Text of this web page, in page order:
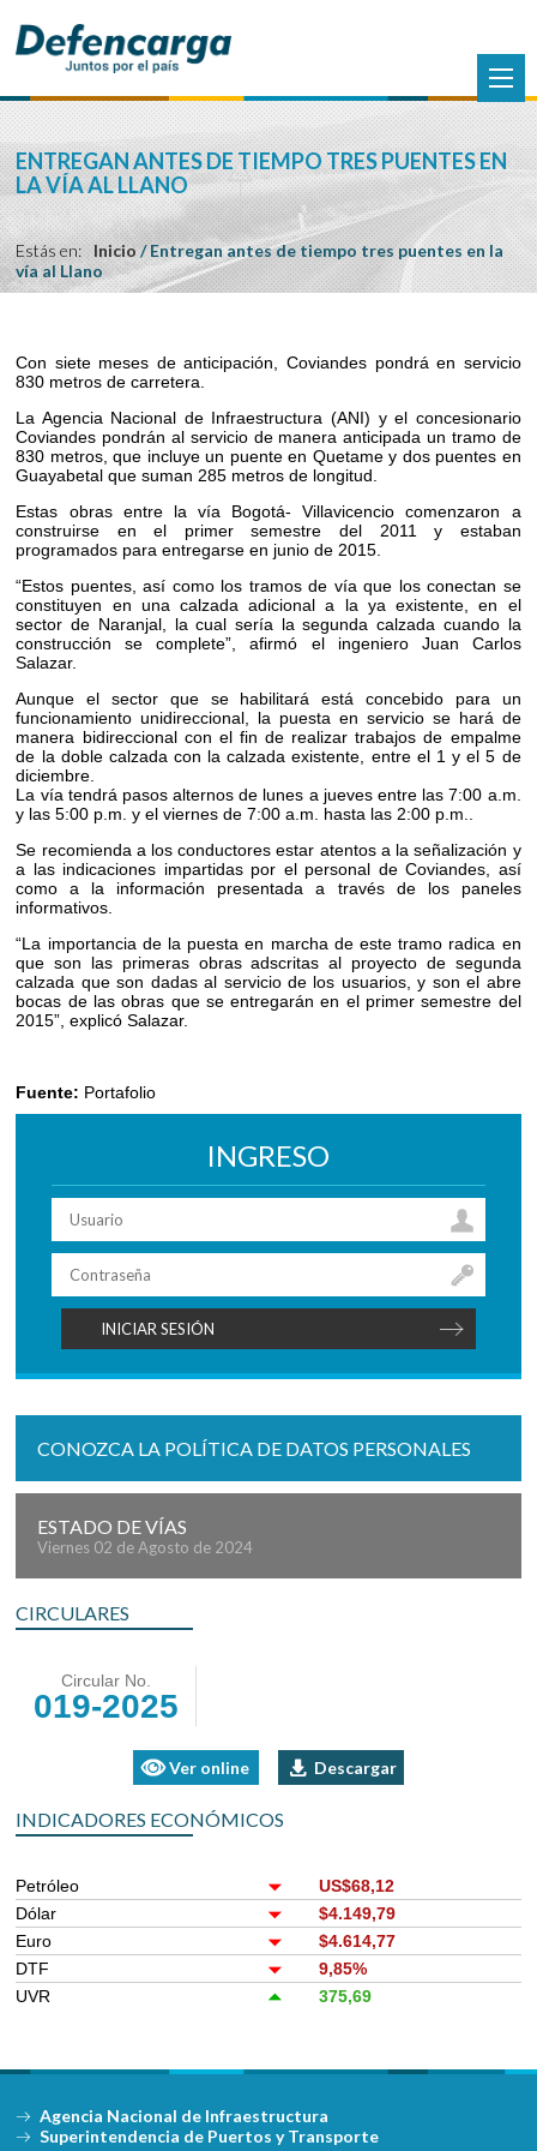
ENTREGAN ANTES DE TIEMPO TRES PUENTES EN
LA VÍA AL LLANO
Estás en: Inicio/Entregan antes de tiempo tres puentes en la
vía al Llano
Con siete meses de anticipación, Coviandes pondrá en servicio
830 metros de carretera.
La Agencia Nacional de Infraestructura (ANI) y el concesionario
Coviandes pondrán al servicio de manera anticipada un tramo de
830 metros, que incluye un puente en Quetame y dos puentes en
Guayabetal que suman 285 metros de longitud.
Estas obras entre la vía Bogotá- Villavicencio comenzaron a
construirse en el primer semestre del 2011 y estaban
programados para entregarse en junio de 2015.
“Estos puentes, así como los tramos de vía que los conectan se
constituyen en una calzada adicional a la ya existente, en el
sector de Naranjal, la cual sería la segunda calzada cuando la
construcción se complete”, afirmó el ingeniero Juan Carlos
Salazar.
Aunque el sector que se habilitará está concebido para un
funcionamiento unidireccional, la puesta en servicio se hará de
manera bidireccional con el fin de realizar trabajos de empalme
de la doble calzada con la calzada existente, entre el 1 y el 5 de
diciembre.
La vía tendrá pasos alternos de lunes a jueves entre las 7:00 a.m.
y las 5:00 p.m. y el viernes de 7:00 a.m. hasta las 2:00 p.m..
Se recomienda a los conductores estar atentos a la señalización y
a las indicaciones impartidas por el personal de Coviandes, así
como a la información presentada a través de los paneles
informativos.
“La importancia de la puesta en marcha de este tramo radica en
que son las primeras obras adscritas al proyecto de segunda
calzada que son dadas al servicio de los usuarios, y son el abre
bocas de las obras que se entregarán en el primer semestre del
2015”, explicó Salazar.
Fuente: Portafolio
INGRESO
CONOZCA LA POLÍTICA DE DATOS PERSONALES
ESTADO DE VÍAS
Viernes 02 de Agosto de 2024
CIRCULARES
Circular No.
019-2025
Ver online Descargar
INDICADORES ECONÓMICOS
Petróleo
US$68,12
Dólar
$4.149,79
Euro
$4.614,77
DTF
9,85%
UVR
375,69
Agencia Nacional de Infraestructura
Superintendencia de Puertos y Transporte